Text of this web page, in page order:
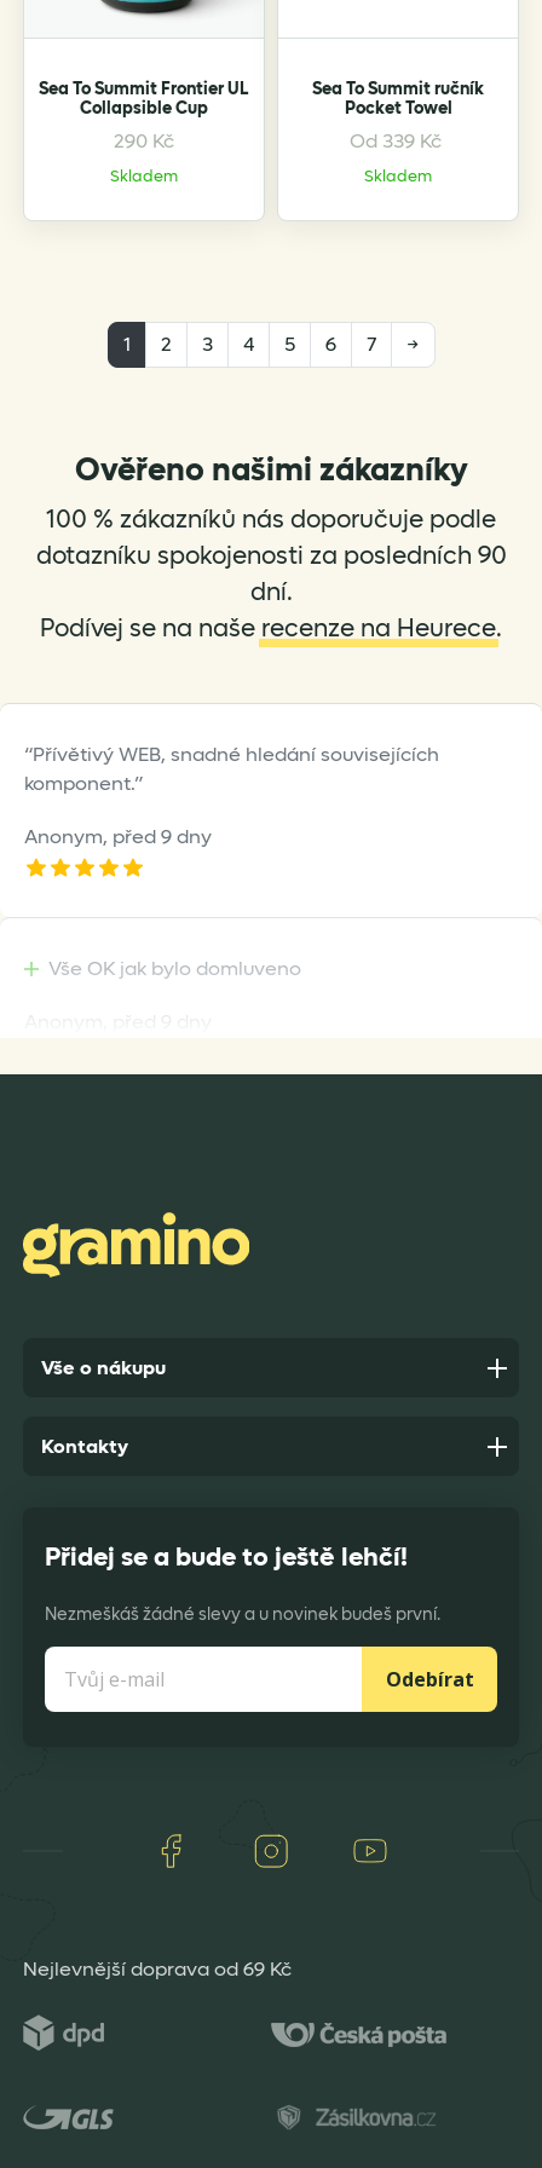
chosen
on
product
page
on
product
page
Sea To Summit Frontier UL
Collapsible Cup
290 Kč
Skladem
This
product
multiple
options
may
be
the
page
Sea To Summit ručník
Pocket Towel
Od 339 Kč
Skladem
This
product
multiple
options
may
be
the
product
page
1 2 3 4 5 6 7 →
Ověřeno našimi zákazníky
100 % zákazníků nás doporučuje podle
dotazníku spokojenosti za posledních 90
dní.
Podívej se na naše recenze na Heurece.
Přívětivý WEB, snadné hledání souvisejících
komponent.
Anonym, před 9 dny
Vše OK jak bylo domluveno
Anonym,před 10 dny
Vše o nákupu
Přidej se a bude to ještě lehčí!
Nezmeškáš žádné slevy a u novinek budeš první.
Odebírat
Facebook Instagram
Kontakty
Nejlevnější doprava od 69 Kč